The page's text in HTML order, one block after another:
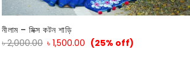
নীলাম – মিক্স কটন শাড়ি
৳2,000.00 ৳ 1,500.00 (25% off)